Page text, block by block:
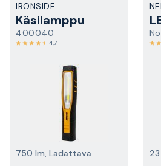
IRONSIDE
Käsilamppu
400040
4,7
750 lm, Ladattava